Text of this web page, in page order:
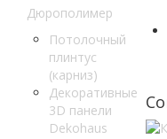
Дюрополимер
Потолочный
плинтус
(карниз)
Декоративные
3D панели
Dekohaus